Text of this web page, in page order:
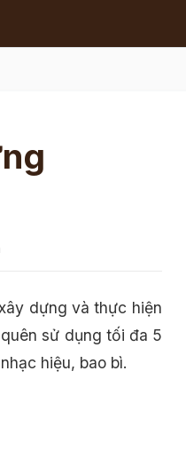
dựng và thực hiện
sử dụng tối đa 5
hiệu, bao bì.